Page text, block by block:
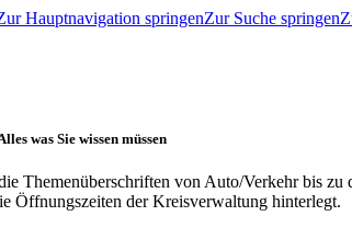
Hauptnavigation springenZur Suche springen
was Sie wissen müssen
Themenüberschriften von Auto/Verkehr bis
Öffnungszeiten der Kreisverwaltung hinterlegt.